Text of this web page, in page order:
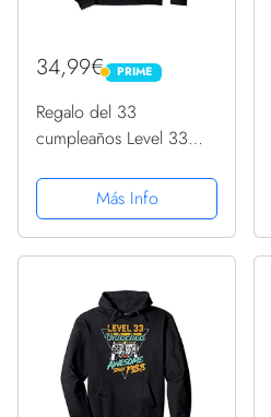
34,99€ PRIME
PRIME
Regalo del 33
cumpleaños Level 33
1988 Sudadera con
Capucha
Más Info